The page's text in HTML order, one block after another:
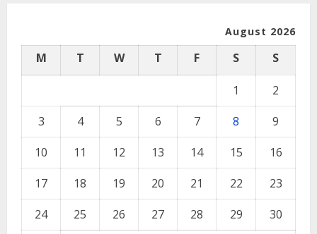
August 2026
M T W T F S S
1
2
3
4 5 6 7 8
9
10
11 12 13 14 15
16
17
18 19 20 21 22
23
24
25 26 27 28 29 30